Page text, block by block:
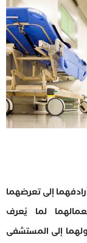
إلى تعرضهما
لما يُعرف
إلى المستشفى